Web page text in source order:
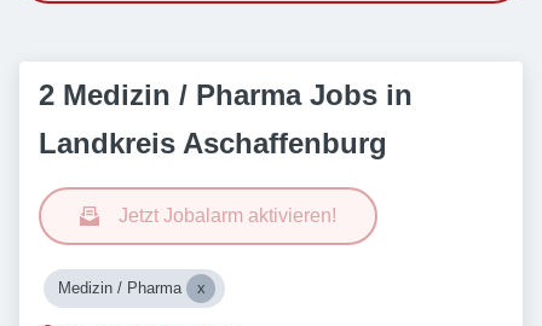
2 Medizin / Pharma Jobs in
Landkreis Aschaffenburg
Jetzt Jobalarm aktivieren!
Medizin / Pharma